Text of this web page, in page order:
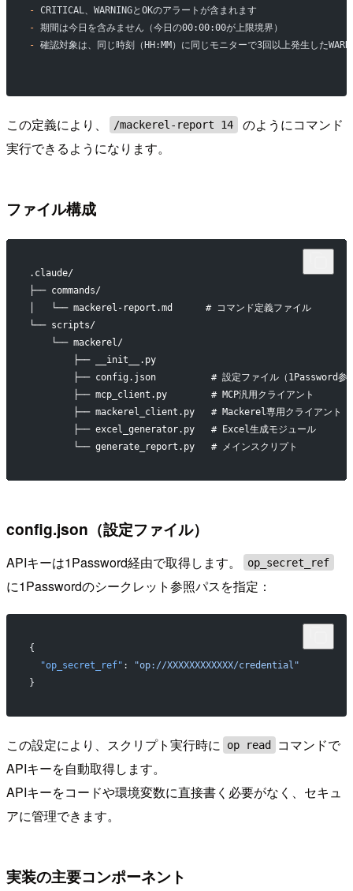
- CRITICAL、WARNINGとOKのアラートが含まれます
- 期間は今日を含みません（今日の00:00:00が上限境界）
- 確認対象は、同じ時刻（HH:MM）に同じモニターで3回以上発生した
この定義により、 /mackerel-report 14
のようにコマンド
実行できるようになります。
ファイル構成
.claude/
├── commands/
│   └── mackerel-report.md      # コマンド定義ファイル
└── scripts/
    └── mackerel/
        ├── __init__.py
├── config.json          # 設定ファイル（1Password参
        ├── mcp_client.py        # MCP汎用クライアント
        ├── mackerel_client.py   # Mackerel専用クライアント
        ├── excel_generator.py   # Excel生成モジュール
        └── generate_report.py   # メインスクリプト
config.json（設定ファイル）
APIキーは1Password経由で取得します。 op_secret_ref
に1Passwordのシークレット参照パスを指定：
{
  "op_secret_ref"
:
"op://XXXXXXXXXXXX/credential"
}
この設定により、スクリプト実行時に op read
コマンドで
APIキーを自動取得します。
APIキーをコードや環境変数に直接書く必要がなく、セキュ
アに管理できます。
実装の主要コンポーネント